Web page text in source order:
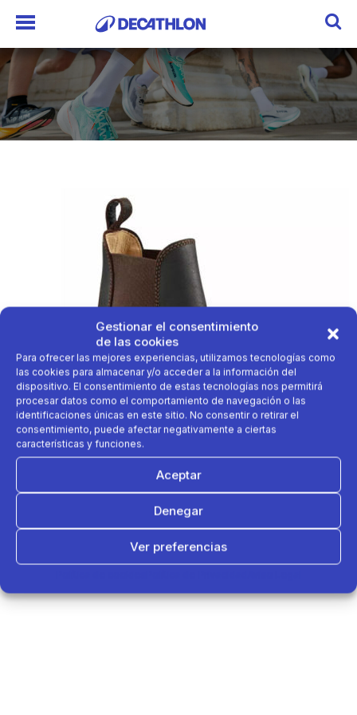
Gestionar el consentimiento
de las cookies
Para ofrecer las mejores experiencias, utilizamos tecnologías como
las cookies para almacenar y/o acceder a la información del
dispositivo. El consentimiento de estas tecnologías nos permitirá
procesar datos como el comportamiento de navegación o las
identificaciones únicas en este sitio. No consentir o retirar el
consentimiento, puede afectar negativamente a ciertas
características y funciones.
Aceptar
Denegar
Ver preferencias